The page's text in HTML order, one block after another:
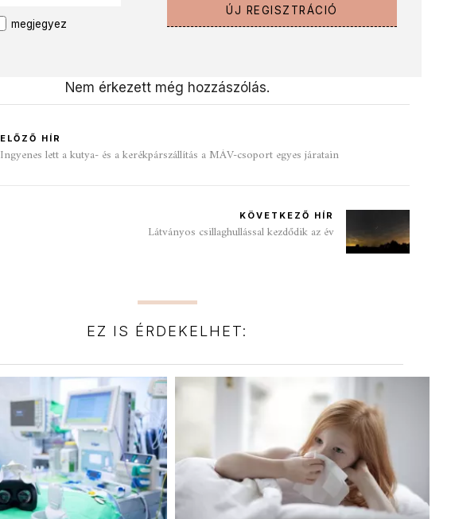
megjegyez
ÚJ REGISZTRÁCIÓ
Nem érkezett még hozzászólás.
ELŐZŐ HÍR
Ingyenes lett a kutya- és a kerékpárszállítás a MÁV-csoport egyes járatain
KÖVETKEZŐ HÍR
Látványos csillaghullással kezdődik az év
EZ IS ÉRDEKELHET: